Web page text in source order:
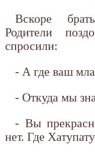
Вскоре
Родители
спросили:
- А где ваш
- Откуда мы
- Вы
нет. Где